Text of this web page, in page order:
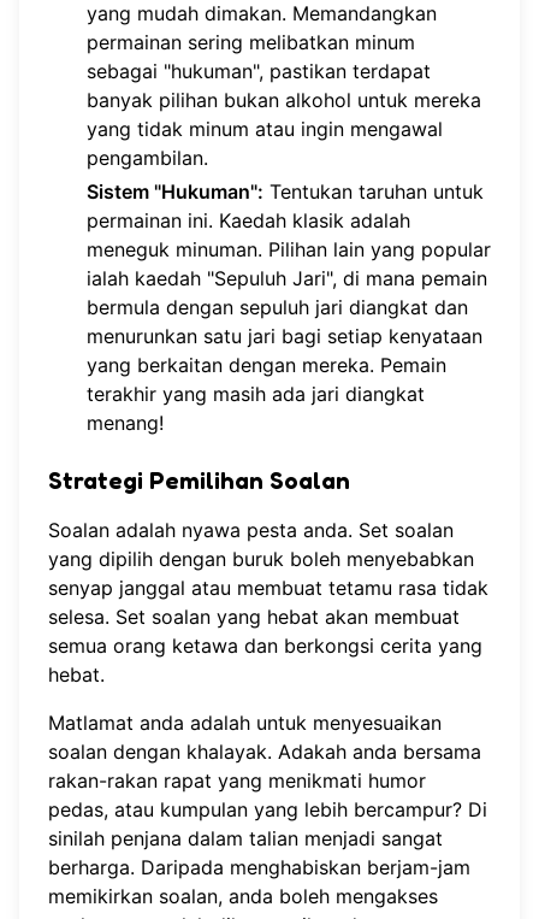
yang mudah dimakan. Memandangkan
permainan sering melibatkan minum
sebagai "hukuman", pastikan terdapat
banyak pilihan bukan alkohol untuk mereka
yang tidak minum atau ingin mengawal
pengambilan.
Sistem "Hukuman": Tentukan taruhan untuk
permainan ini. Kaedah klasik adalah
meneguk minuman. Pilihan lain yang popular
ialah kaedah "Sepuluh Jari", di mana pemain
bermula dengan sepuluh jari diangkat dan
menurunkan satu jari bagi setiap kenyataan
yang berkaitan dengan mereka. Pemain
terakhir yang masih ada jari diangkat
menang!
Strategi Pemilihan Soalan
Soalan adalah nyawa pesta anda. Set soalan
yang dipilih dengan buruk boleh menyebabkan
senyap janggal atau membuat tetamu rasa tidak
selesa. Set soalan yang hebat akan membuat
semua orang ketawa dan berkongsi cerita yang
hebat.
Matlamat anda adalah untuk menyesuaikan
soalan dengan khalayak. Adakah anda bersama
rakan-rakan rapat yang menikmati humor
pedas, atau kumpulan yang lebih bercampur? Di
sinilah penjana dalam talian menjadi sangat
berharga. Daripada menghabiskan berjam-jam
memikirkan soalan, anda boleh mengakses